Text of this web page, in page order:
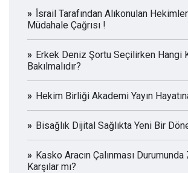
İ̇srail Tarafından Alıkonulan
Müdahale Çağrısı !
Erkek Deniz Şortu Seçilirken Hangi
Bakılmalıdır?
Hekim Birliği Akademi Yayın
Bisağlık Dijital Sağlıkta Yeni Bir
Kasko Aracın Çalınması Durumunda
Karşılar mı?